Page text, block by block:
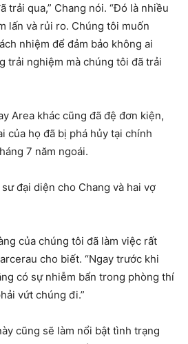
trải qua,” Chang nói. “Đó là nhiều
lấn và rủi ro. Chúng tôi muốn
nhiệm để đảm bảo không ai
trải nghiệm mà chúng tôi đã trải
Area khác cũng đã đệ đơn kiện,
của họ đã bị phá hủy tại chính
7 năm ngoái.
đại diện cho Chang và hai vợ
của chúng tôi đã làm việc rất
cho biết. “Ngay trước khi
có sự nhiễm bẩn trong phòng thí
vứt chúng đi.”
cũng sẽ làm nổi bật tình trạng